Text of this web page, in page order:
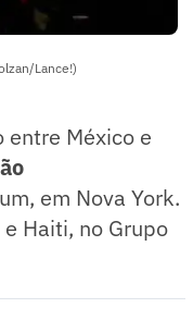
Lance!)
entre México e
em Nova York.
Haiti, no Grupo